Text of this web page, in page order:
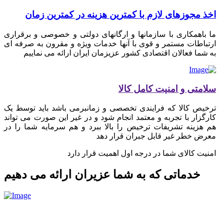
اخذ مجوزهای لازم با کمترین هزینه در کمترین زمان
ما باهمکاری با سازمانها و ارگانهای دولتی و خصوصی و برقراری
ارتباطات مستمر و قوی با آنها خدمات ویژه و مقرون به صرفه ای
به شما فعالان اقتصادی کشور عزیزمان ایران ارائه می نماییم
سلامتی و امنیت کامل کالا
ترخیص کالا که فرایندی تخصصی و زمانبرمی باشد باید توسط یک
کارگزار با تجربه و معتمد انجام شود و در غیر این صورت می تواند
هم هزینه تشریفات ترخیص را بالا ببرد و هم سرمایه شما را در
معرض خطر غیر قابل جبران قرار دهد
امنیت کالای شما در درجه اول اهمیت قرار دارد
خدماتی که به شما عزیران ارائه می دهیم